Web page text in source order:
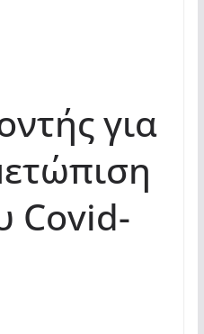
για
Covid-